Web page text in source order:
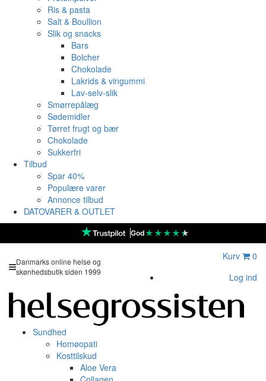
Ris & pasta
Salt & Boullion
Slik og snacks
Bars
Bolcher
Chokolade
Lakrids & vingummi
Lav-selv-slik
Smørrepålæg
Sødemidler
Tørret frugt og bær
Chokolade
Sukkerfri
Tilbud
Spar 40%
Populære varer
Annonce tilbud
DATOVARER & OUTLET
God★★★★★
Danmarks online helse og
skønhedsbutik siden 1999
Kurv
0
Log ind
Sundhed
Homøopati
Kosttilskud
Aloe Vera